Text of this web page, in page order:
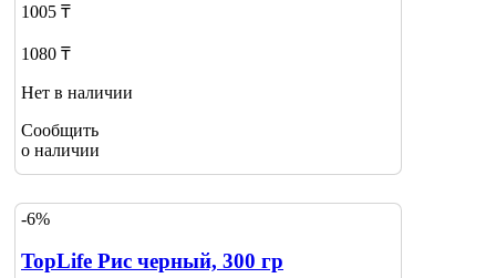
1005 ₸
1080 ₸
Нет в наличии
Сообщить
о наличии
-6%
TopLife Рис черный, 300 гр